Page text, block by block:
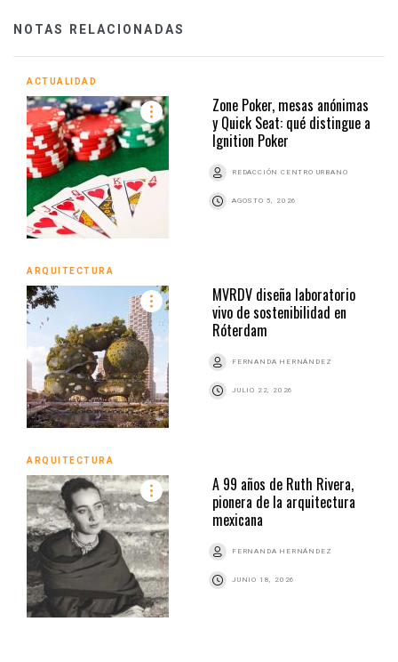
NOTAS RELACIONADAS
ACTUALIDAD
Zone Poker, mesas anónimas
y Quick Seat: qué distingue a
Ignition Poker
REDACCIÓN CENTRO URBANO
AGOSTO 5, 2026
ARQUITECTURA
MVRDV diseña laboratorio
vivo de sostenibilidad en
Róterdam
FERNANDA HERNÁNDEZ
JULIO 22, 2026
ARQUITECTURA
A 99 años de Ruth Rivera,
pionera de la arquitectura
mexicana
FERNANDA HERNÁNDEZ
JUNIO 18, 2026